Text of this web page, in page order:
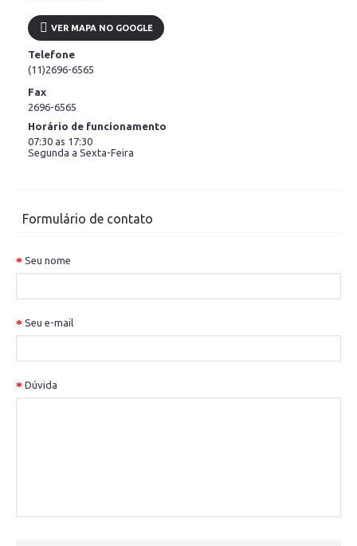
VER MAPA NO GOOGLE
Telefone
(11)2696-6565
Fax
2696-6565
Horário de funcionamento
07:30 as 17:30
Segunda a Sexta-Feira
Formulário de contato
Seu nome
Seu e-mail
Dúvida